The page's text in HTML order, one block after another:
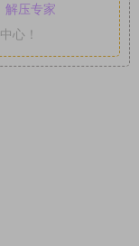
压专家
心！